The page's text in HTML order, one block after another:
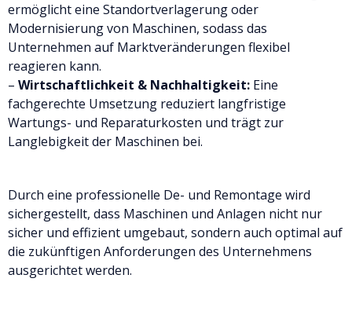
ermöglicht eine Standortverlagerung oder
Modernisierung von Maschinen, sodass das
Unternehmen auf Marktveränderungen flexibel
reagieren kann.
– Wirtschaftlichkeit & Nachhaltigkeit: Eine
fachgerechte Umsetzung reduziert langfristige
Wartungs- und Reparaturkosten und trägt zur
Langlebigkeit der Maschinen bei.
Durch eine professionelle De- und Remontage wird
sichergestellt, dass Maschinen und Anlagen nicht nur
sicher und effizient umgebaut, sondern auch optimal auf
die zukünftigen Anforderungen des Unternehmens
ausgerichtet werden.